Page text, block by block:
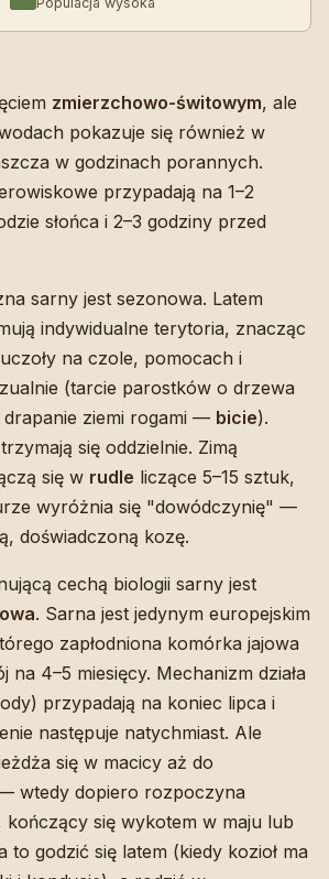
zmierzchowo-świtowym, ale
pokazuje się również w
w godzinach porannych.
przypadają na 1–2
słońca i 2–3 godziny przed
sarny jest sezonowa. Latem
indywidualne terytoria, znacząc
na czole, pomocach i
(tarcie parostków o drzewa
ziemi rogami — bicie).
się oddzielnie. Zimą
się w rudle liczące 5–15 sztuk,
wyróżnia się "dowódczynię" —
doświadczoną kozę.
cechą biologii sarny jest
. Sarna jest jedynym europejskim
zapłodniona komórka jajowa
na 4–5 miesięcy. Mechanizm działa
przypadają na koniec lipca i
następuje natychmiast. Ale
się w macicy aż do
wtedy dopiero rozpoczyna
się wykotem w maju lub
to godzić się latem (kiedy kozioł ma